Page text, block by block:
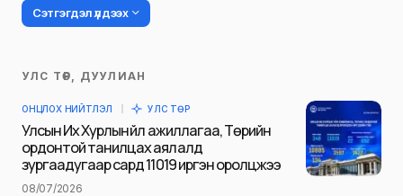
Сэтгэгдэл үлдээх
Таны имэйл хаягийг нийтлэхгүй.
тэмдэглэсэн
Name
УЛС ТӨР, ДУУЛИАН
ОНЦЛОХ НИЙТЛЭЛ УЛС ТӨР
Улсын Их Хурлын үйл ажиллагаа, Төрийн
ордонтой танилцах аялалд
зургаадугаар сард 11019 иргэн оролцжээ
08/07/2026